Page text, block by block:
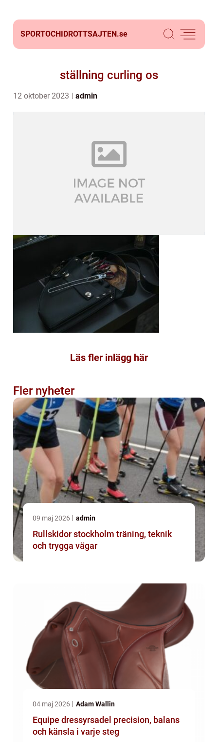
SPORTOCHIDROTTSAJTEN.se
ställning curling os
12 oktober 2023 admin
Läs fler inlägg här
Fler nyheter
09 maj 2026 admin
Rullskidor stockholm träning, teknik
och trygga vägar
04 maj 2026 Adam Wallin
Equipe dressyrsadel precision, balans
och känsla i varje steg